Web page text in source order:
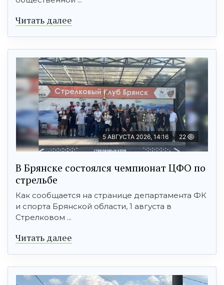
Читать далее
5 АВГУСТА 2026, 14:16 22
В Брянске состоялся чемпионат ЦФО по
стрельбе
Как сообщается на странице департамента ФК
и спорта Брянской области, 1 августа в
Стрелковом ...
Читать далее